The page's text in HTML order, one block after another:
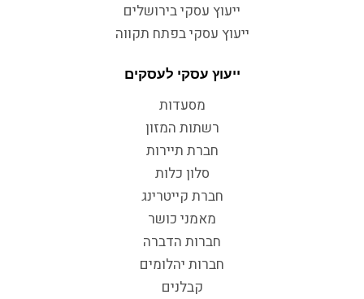
ייעוץ עסקי בירושלים
ייעוץ עסקי בפתח תקווה
ייעוץ עסקי לעסקים
מסעדות
רשתות המזון
חברת תיירות
סלון כלות
חברת קייטרינג
מאמני כושר
חברות הדברה
חברות יהלומים
קבלנים